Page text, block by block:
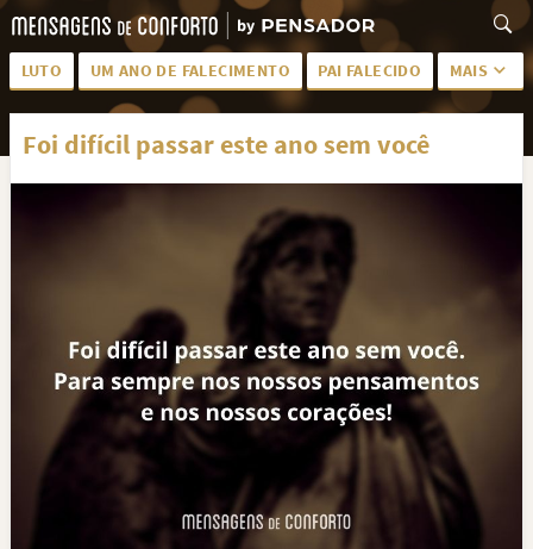
LUTO UM ANO DE FALECIMENTO PAI FALECIDO MAIS
LUTO PARA AMIGA PALAVRAS
SAUDADES DA MÃE
PÊSAMES PARA AMIGO
FRASES DE LUTO PARA AMIGO FIM DE NAMORO
TODAS AS CATEGORIAS
Foi difícil passar este ano sem você